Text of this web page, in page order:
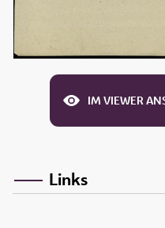
IM VIEWER
Links